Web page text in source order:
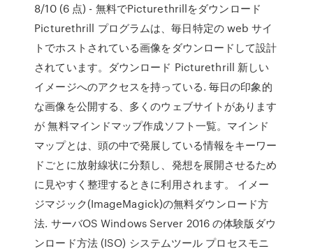
8/10 (6 点) - 無料でPicturethrillをダウンロード
Picturethrill プログラムは、毎日特定の web サイ
トでホストされている画像をダウンロードして設計
されています。ダウンロード Picturethrill 新しい
イメージへのアクセスを持っている. 毎日の印象的
な画像を公開する、多くのウェブサイトがあります
が 無料マインドマップ作成ソフト一覧。マインド
マップとは、頭の中で発展している情報をキーワー
ドごとに放射線状に分類し、発想を展開させるため
に見やすく整理するときに利用されます。 イメー
ジマジック(ImageMagick)の無料ダウンロード方
法. サーバOS Windows Server 2016 の体験版ダウ
ンロード方法 (ISO) システムツール プロセスモニ